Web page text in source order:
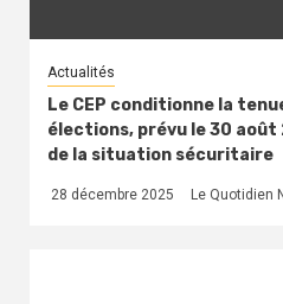
Actualités
Le CEP conditionne la
élections, prévu le 30
de la situation sécuritaire
28 décembre 2025 Le Quotidien